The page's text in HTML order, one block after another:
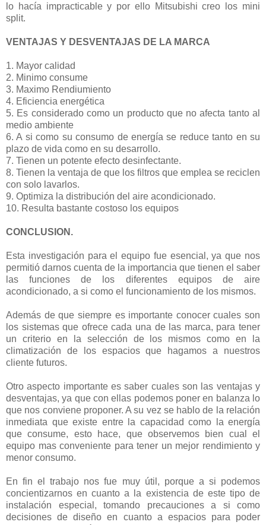
lo hacía impracticable y por ello Mitsubishi creo los mini
split.
VENTAJAS Y DESVENTAJAS DE LA MARCA
1. Mayor calidad
2. Minimo consume
3. Maximo Rendiumiento
4. Eficiencia energética
5. Es considerado como un producto que no afecta tanto al
medio ambiente
6. A si como su consumo de energía se reduce tanto en su
plazo de vida como en su desarrollo.
7. Tienen un potente efecto desinfectante.
8. Tienen la ventaja de que los filtros que emplea se reciclen
con solo lavarlos.
9. Optimiza la distribución del aire acondicionado.
10. Resulta bastante costoso los equipos
CONCLUSION.
Esta investigación para el equipo fue esencial, ya que nos
permitió darnos cuenta de la importancia que tienen el saber
las funciones de los diferentes equipos de aire
acondicionado, a si como el funcionamiento de los mismos.
Además de que siempre es importante conocer cuales son
los sistemas que ofrece cada una de las marca, para tener
un criterio en la selección de los mismos como en la
climatización de los espacios que hagamos a nuestros
cliente futuros.
Otro aspecto importante es saber cuales son las ventajas y
desventajas, ya que con ellas podemos poner en balanza lo
que nos conviene proponer. A su vez se hablo de la relación
inmediata que existe entre la capacidad como la energía
que consume, esto hace, que observemos bien cual el
equipo mas conveniente para tener un mejor rendimiento y
menor consumo.
En fin el trabajo nos fue muy útil, porque a si podemos
concientizarnos en cuanto a la existencia de este tipo de
instalación especial, tomando precauciones a si como
decisiones de diseño en cuanto a espacios para poder